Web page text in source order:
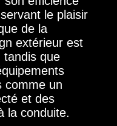
le plaisir
de la
extérieur est
tandis que
comme un
et des
la conduite.